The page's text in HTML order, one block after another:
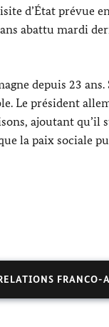
d’État prévue
abattu mardi
depuis 23 ans.
Le président
ajoutant qu’il
la paix sociale
FRANCO-